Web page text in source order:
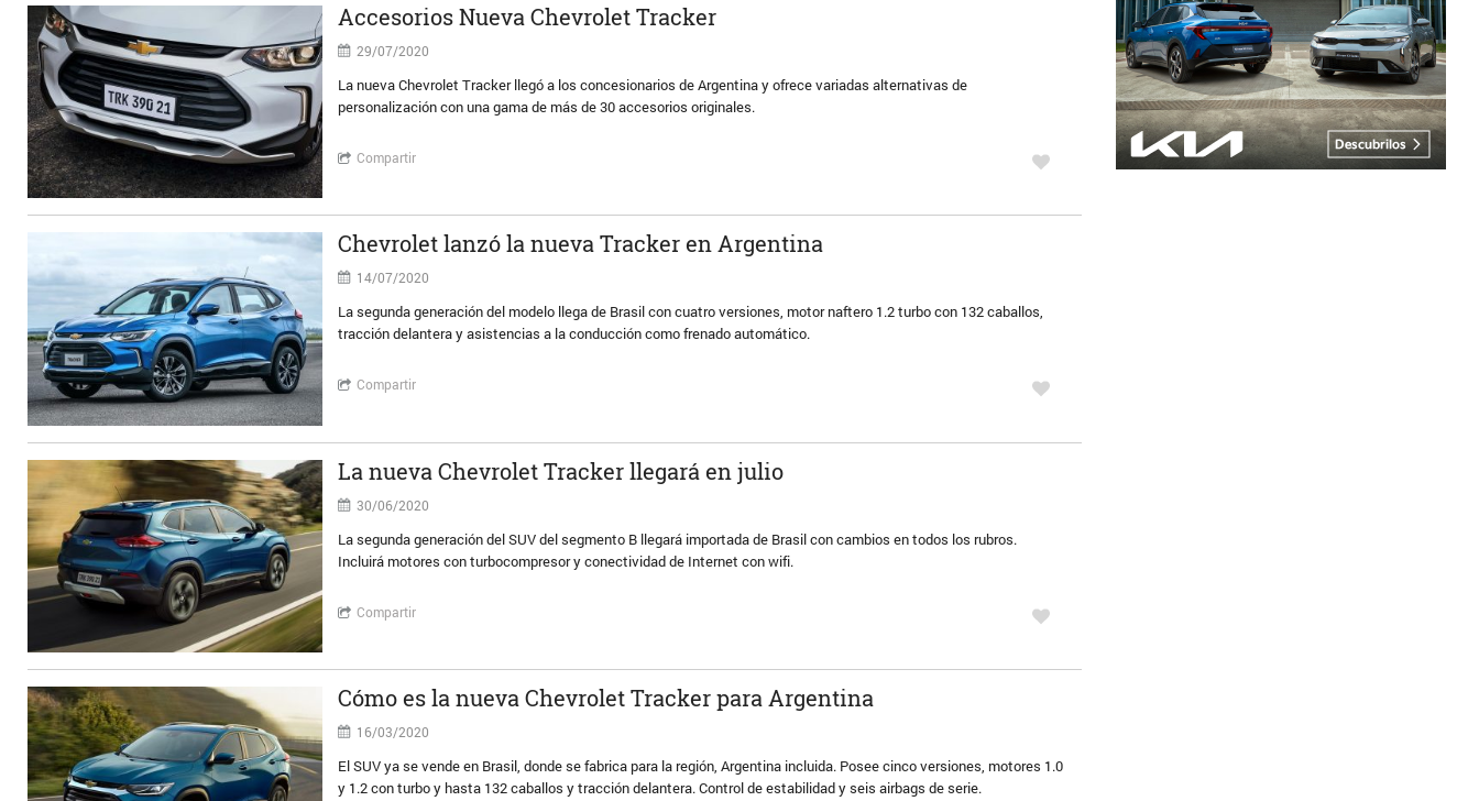
Accesorios Nueva Chevrolet Tracker
29/07/2020
La nueva Chevrolet Tracker llegó a los concesionarios de Argentina y ofrece variadas alternativas de
personalización con una gama de más de 30 accesorios originales.
Compartir
Chevrolet lanzó la nueva Tracker en Argentina
14/07/2020
La segunda generación del modelo llega de Brasil con cuatro versiones, motor naftero 1.2 turbo con 132 caballos,
tracción delantera y asistencias a la conducción como frenado automático.
Compartir
La nueva Chevrolet Tracker llegará en julio
30/06/2020
La segunda generación del SUV del segmento B llegará importada de Brasil con cambios en todos los rubros.
Incluirá motores con turbocompresor y conectividad de Internet con wifi.
Compartir
Cómo es la nueva Chevrolet Tracker para Argentina
16/03/2020
El SUV ya se vende en Brasil, donde se fabrica para la región, Argentina incluida. Posee cinco versiones, motores 1.0
y 1.2 con turbo y hasta 132 caballos y tracción delantera. Control de estabilidad y seis airbags de serie.